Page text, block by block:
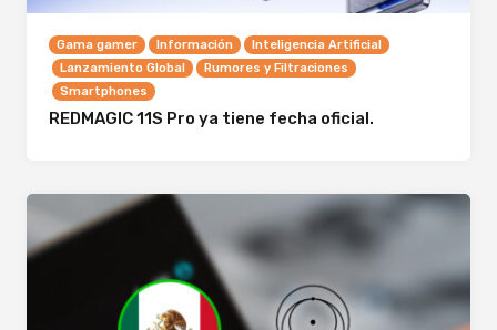
Gama gamer Información
Inteligencia Artificial
Lanzamiento Global
Rumores y Filtraciones
Smartphones
REDMAGIC 11S Pro ya tiene fecha oficial.